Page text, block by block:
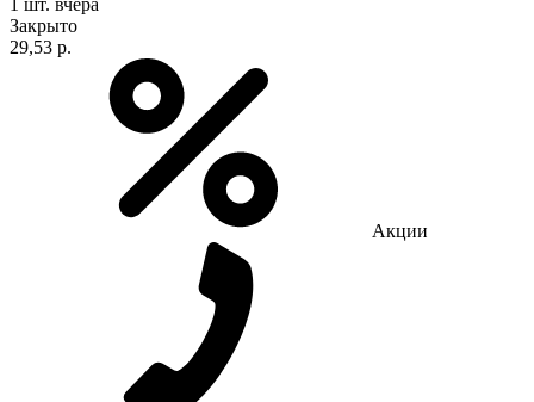
Закрыто
29,53 р.
Акции